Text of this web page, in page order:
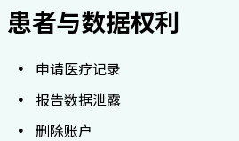
患者与数据权利
申请医疗记录
报告数据泄露
删除账户